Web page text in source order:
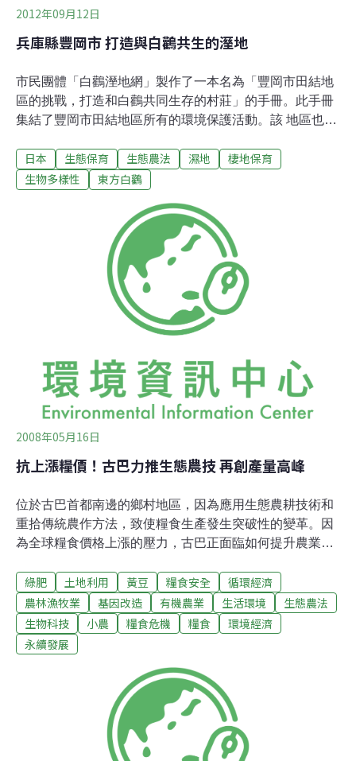
2012年09月12日
兵庫縣豐岡市 打造與白鸛共生的溼地
市民團體「白鸛溼地網」製作了一本名為「豐岡市田結地
區的挑戰，打造和白鸛共同生存的村莊」的手冊。此手冊
集結了豐岡市田結地區所有的環境保護活動。該 地區也涵
的水田。拉姆薩公約是以保護濕地為目的的國際公約。
「以田結地區為代表，居民希望保育生態系 統讓許多人暸
的田結是農業和漁業各半的區域，計有53戶居民。但因為
高齡化和動物破壞，於2006年時該地區內側的山谷放棄了
水田耕作。在窘境當中，2008年4月白鸛飛來休耕的稻
田，居民們被這景象所激勵，進而開始打造溼地。從市公
所職員、該網站會員、國內外研究者、企業志工、以及對
生物有興趣的都市孩子們都來參加如挖穴等等營造溼地的
活動。從遠方來參加的志工們住宿於地區民宿，在公民館
的快速發展。這裡也成為白鸛的覓食區，以致
日本 生態保育 生態農法 濕地
棲地保育
生物多樣性
東方白鸛
2008年05月16日
抗上漲糧價！古巴力推生態農技 再創產量高峰
位於古巴首都南邊的鄉村地區，因為應用生態農耕技術和
重拾傳統農作方法，致使糧食生產發生突破性的變革。因
為全球糧食價格上漲的壓力，古巴正面臨如何提升農業生
外緣地區，有許多的農田參與「地方農業革新計畫」
（Programme for Local Agrarian Innovation, PIAL），並
且在農作與家畜成果上看到明顯的改善。成功的要素似乎
在於努力利用當地天然條件，並且對於創新的想法保持開
放的態度，尤其是在作物的多樣化。39歲的巴森納
（Jorge Bársena）擁有歐特馬（La Otmara）農田，同時
也是「4月9日小農合作社」的社長，他表示：「在過去，
我們在動物的飼料上面臨極大的問題。但現在，我們不需
要去買秣草，及可以在肉類和蛋上自給自足。」 巴森納在
4年前加入PIAL計畫，那是由國家農業科學院 （National
綠肥 土地利用 黃豆 糧食安全
循環經濟
農林漁牧業
基因改造 有機農業 生活環境
生態農法
生物科技
小農 糧食危機 糧食
環境經濟
永續發展